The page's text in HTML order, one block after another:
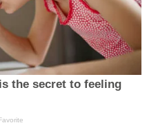
the secret to feeling